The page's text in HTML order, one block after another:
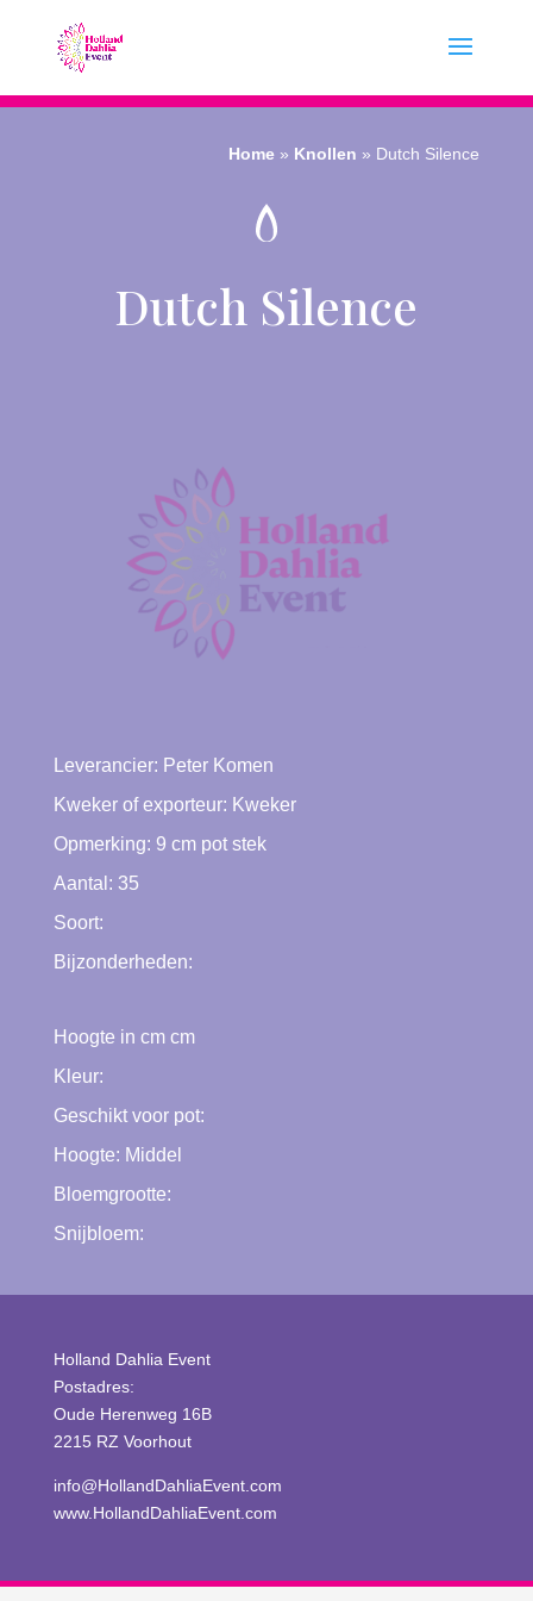
Home » Knollen » Dutch Silence
Dutch Silence
Leverancier: Peter Komen
Kweker of exporteur: Kweker
Opmerking: 9 cm pot stek
Aantal: 35
Soort:
Bijzonderheden:
Hoogte in cm cm
Kleur:
Geschikt voor pot:
Hoogte: Middel
Bloemgrootte:
Snijbloem:
Holland Dahlia Event
Postadres:
Oude Herenweg 16B
2215 RZ Voorhout
info@HollandDahliaEvent.com
www.HollandDahliaEvent.com